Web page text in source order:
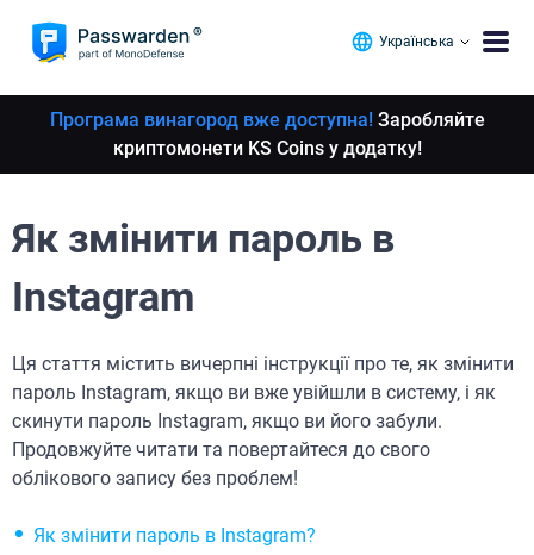
Українська
Програма винагород вже доступна!Заробляйте
криптомонети KS Coins у додатку!
Як змінити пароль в
Instagram
Ця стаття містить вичерпні інструкції про те, як змінити
пароль Instagram, якщо ви вже увійшли в систему, і як
скинути пароль Instagram, якщо ви його забули.
Продовжуйте читати та повертайтеся до свого
облікового запису без проблем!
Як змінити пароль в Instagram?